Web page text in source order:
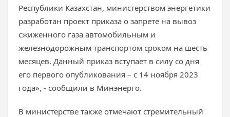
Республики Казахстан, министерством энергетики
разработан проект приказа о запрете на вывоз
сжиженного газа автомобильным и
железнодорожным транспортом сроком на шесть
месяцев. Данный приказ вступает в силу со дня
его первого опубликования – с 14 ноября 2023
года», - сообщили в Минэнерго.
В министерстве также отмечают стремительный